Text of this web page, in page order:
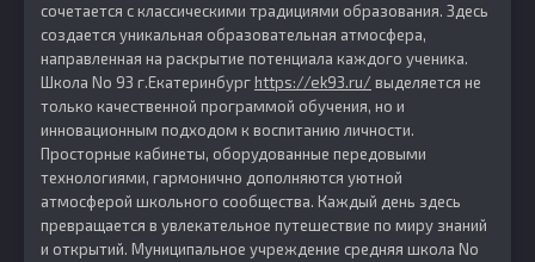
сочетается с классическими традициями образования. Здесь
создается уникальная образовательная атмосфера,
направленная на раскрытие потенциала каждого ученика.
Школа No 93 г.Екатеринбург https://ek93.ru/ выделяется не
только качественной программой обучения, но и
инновационным подходом к воспитанию личности.
Просторные кабинеты, оборудованные передовыми
технологиями, гармонично дополняются уютной
атмосферой школьного сообщества. Каждый день здесь
превращается в увлекательное путешествие по миру знаний
и открытий. Муниципальное учреждение средняя школа No